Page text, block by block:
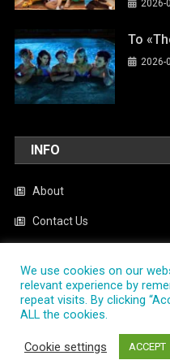
2026-
To
2026-
INFO
About
Contact Us
News
Privacy Policy
We use cookies on our
relevant experience by
repeat visits. By clicking
ALL the cookies.
Cookie settings ACCEPT